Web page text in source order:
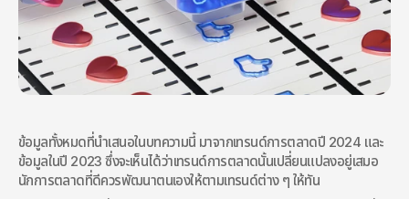
ข้อมูลทั้งหมดที่นำเสนอในบทความนี้ มาจากเทรนด์การตลาดปี 2024 และ
ข้อมูลในปี 2023 ซึ่งจะเห็นได้ว่าเทรนด์การตลาดนั้นเปลี่ยนแปลงอยู่เสมอ
นักการตลาดที่ดีควรพัฒนาตนเองให้ตามเทรนด์ต่าง ๆ ให้ทัน